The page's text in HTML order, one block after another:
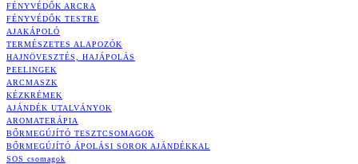
FÉNYVÉDŐK ARCRA
FÉNYVÉDŐK TESTRE
AJAKÁPOLÓ
TERMÉSZETES ALAPOZÓK
HAJNÖVESZTÉS, HAJÁPOLÁS
PEELINGEK
ARCMASZK
KÉZKRÉMEK
AJÁNDÉK UTALVÁNYOK
AROMATERÁPIA
BŐRMEGÚJÍTÓ TESZTCSOMAGOK
BŐRMEGÚJÍTÓ ÁPOLÁSI SOROK AJÁNDÉKKAL
SOS csomagok